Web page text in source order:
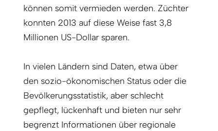
können somit vermieden werden. Züchter
konnten 2013 auf diese Weise fast 3,8
Millionen US-Dollar sparen.
In vielen Ländern sind Daten, etwa über
den sozio-ökonomischen Status oder die
Bevölkerungsstatistik, aber schlecht
gepflegt, lückenhaft und bieten nur sehr
begrenzt Informationen über regionale